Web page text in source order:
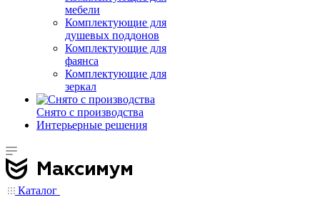
мебели
Комплектующие для
душевых поддонов
Комплектующие для
фаянса
Комплектующие для
зеркал
Снято с производства
Интерьерные решения
Каталог